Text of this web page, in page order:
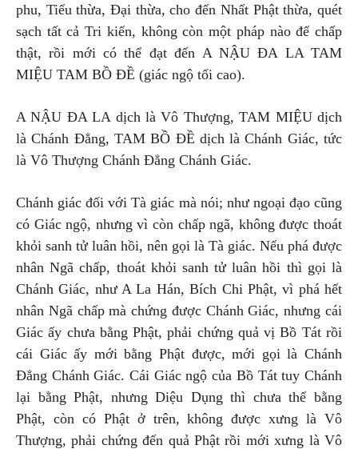
phu, Tiểu thừa, Đại thừa, cho đến Nhất Phật thừa, quét
sạch tất cả Tri kiến, không còn một pháp nào để chấp
thật, rồi mới có thể đạt đến A NẬU ĐA LA TAM
MIỆU TAM BỒ ĐỀ (giác ngộ tối cao).
A NẬU ĐA LA dịch là Vô Thượng, TAM MIỆU dịch
là Chánh Đẳng, TAM BỒ ĐỀ dịch là Chánh Giác, tức
là Vô Thượng Chánh Đẳng Chánh Giác.
Chánh giác đối với Tà giác mà nói; như ngoại đạo cũng
có Giác ngộ, nhưng vì còn chấp ngã, không được thoát
khỏi sanh tử luân hồi, nên gọi là Tà giác. Nếu phá được
nhân Ngã chấp, thoát khỏi sanh tử luân hồi thì gọi là
Chánh Giác, như A La Hán, Bích Chi Phật, vì phá hết
nhân Ngã chấp mà chứng được Chánh Giác, nhưng cái
Giác ấy chưa bằng Phật, phải chứng quả vị Bồ Tát rồi
cái Giác ấy mới bằng Phật được, mới gọi là Chánh
Đẳng Chánh Giác. Cái Giác ngộ của Bồ Tát tuy Chánh
lại bằng Phật, nhưng Diệu Dụng thì chưa thể bằng
Phật, còn có Phật ở trên, không được xưng là Vô
Thượng, phải chứng đến quả Phật rồi mới xưng là Vô